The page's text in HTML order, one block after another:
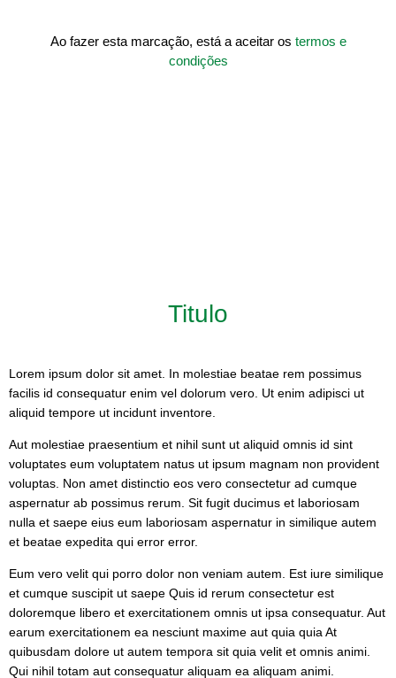
Ao fazer esta marcação, está a aceitar os termos e
condições
Titulo
Lorem ipsum dolor sit amet. In molestiae beatae rem possimus
facilis id consequatur enim vel dolorum vero. Ut enim adipisci ut
aliquid tempore ut incidunt inventore.
Aut molestiae praesentium et nihil sunt ut aliquid omnis id sint
voluptates eum voluptatem natus ut ipsum magnam non provident
voluptas. Non amet distinctio eos vero consectetur ad cumque
aspernatur ab possimus rerum. Sit fugit ducimus et laboriosam
nulla et saepe eius eum laboriosam aspernatur in similique autem
et beatae expedita qui error error.
Eum vero velit qui porro dolor non veniam autem. Est iure similique
et cumque suscipit ut saepe Quis id rerum consectetur est
doloremque libero et exercitationem omnis ut ipsa consequatur. Aut
earum exercitationem ea nesciunt maxime aut quia quia At
quibusdam dolore ut autem tempora sit quia velit et omnis animi.
Qui nihil totam aut consequatur aliquam ea aliquam animi.